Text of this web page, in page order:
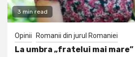
3 min read
Opinii Romanii din jurul Romaniei
La umbra „fratelui mai mare”